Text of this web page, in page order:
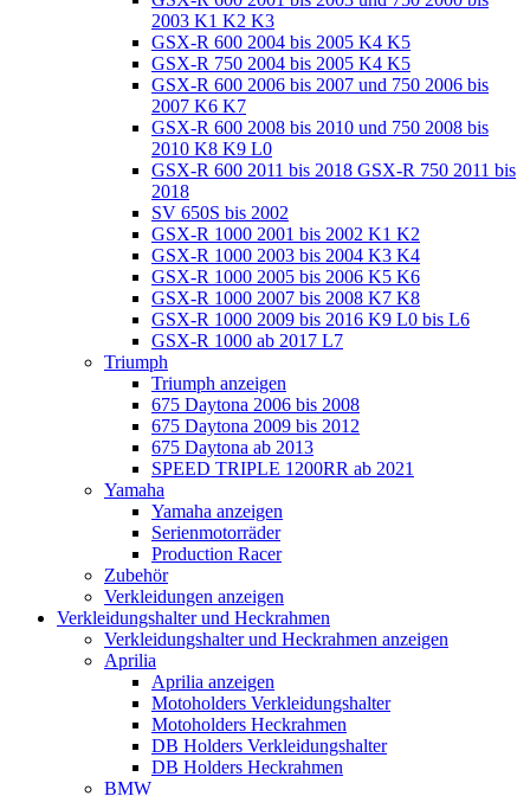
2003 K1 K2 K3
GSX-R 600 2004 bis 2005 K4 K5
GSX-R 750 2004 bis 2005 K4 K5
GSX-R 600 2006 bis 2007 und 750 2006 bis
2007 K6 K7
GSX-R 600 2008 bis 2010 und 750 2008 bis
2010 K8 K9 L0
GSX-R 600 2011 bis 2018 GSX-R 750 2011 bis
2018
SV 650S bis 2002
GSX-R 1000 2001 bis 2002 K1 K2
GSX-R 1000 2003 bis 2004 K3 K4
GSX-R 1000 2005 bis 2006 K5 K6
GSX-R 1000 2007 bis 2008 K7 K8
GSX-R 1000 2009 bis 2016 K9 L0 bis L6
GSX-R 1000 ab 2017 L7
Triumph
Triumph anzeigen
675 Daytona 2006 bis 2008
675 Daytona 2009 bis 2012
675 Daytona ab 2013
SPEED TRIPLE 1200RR ab 2021
Yamaha
Yamaha anzeigen
Serienmotorräder
Production Racer
Zubehör
Verkleidungen anzeigen
Verkleidungshalter und Heckrahmen
Verkleidungshalter und Heckrahmen anzeigen
Aprilia
Aprilia anzeigen
Motoholders Verkleidungshalter
Motoholders Heckrahmen
DB Holders Verkleidungshalter
DB Holders Heckrahmen
BMW